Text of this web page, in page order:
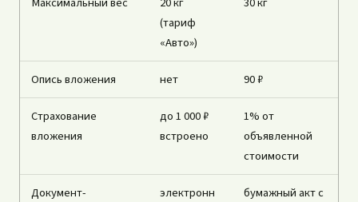
(тариф
«Авто»)
Опись вложения нет 90 ₽
Страхование
вложения
до 1 000 ₽
встроено
1% от
объявленной
стоимости
Документ-
электронн
бумажный акт с